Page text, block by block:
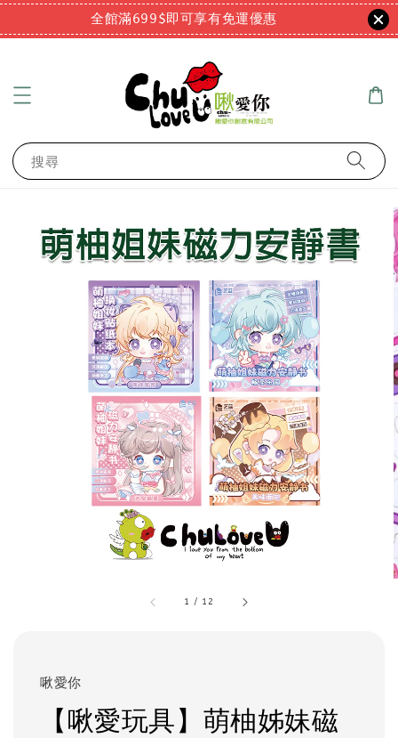
全館滿699$即可享有免運優惠
搜尋
1 / 12
啾愛你
【啾愛玩具】萌柚姊妹磁